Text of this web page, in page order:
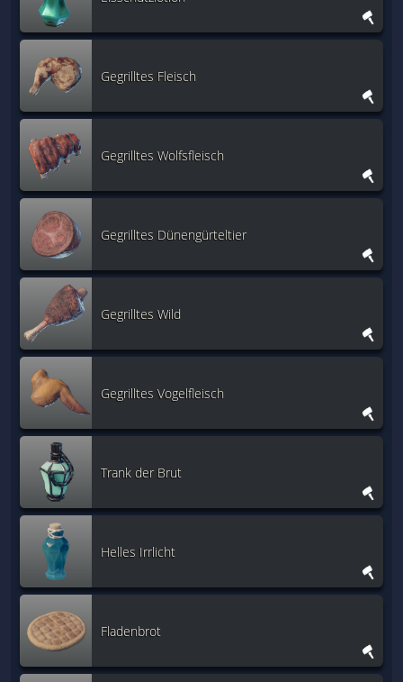
Gegrilltes Fleisch
Gegrilltes Wolfsfleisch
Gegrilltes Dünengürteltier
Gegrilltes Wild
Gegrilltes Vogelfleisch
Trank der Brut
Helles Irrlicht
Fladenbrot